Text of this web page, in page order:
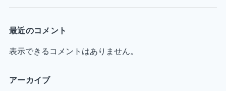
最近のコメント
表示できるコメントはありません。
アーカイブ